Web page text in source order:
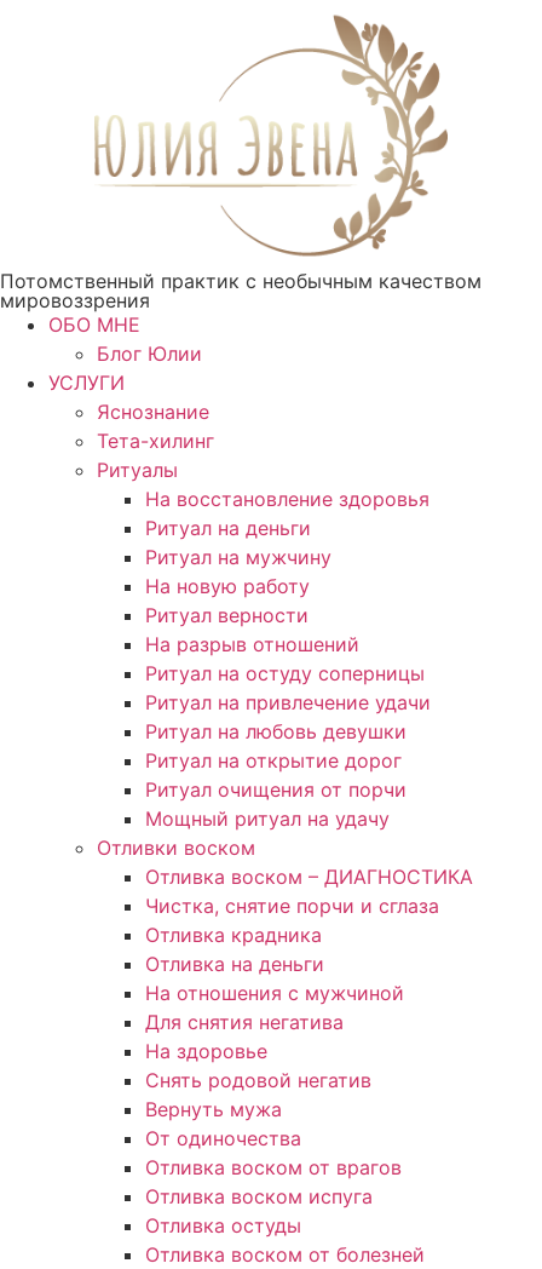
Потомственный практик с необычным качеством
мировоззрения
ОБО МНЕ
Блог Юлии
УСЛУГИ
Яснознание
Тета-хилинг
Ритуалы
На восстановление здоровья
Ритуал на деньги
Ритуал на мужчину
На новую работу
Ритуал верности
На разрыв отношений
Ритуал на остуду соперницы
Ритуал на привлечение удачи
Ритуал на любовь девушки
Ритуал на открытие дорог
Ритуал очищения от порчи
Мощный ритуал на удачу
Отливки воском
Отливка воском – ДИАГНОСТИКА
Чистка, снятие порчи и сглаза
Отливка крадника
Отливка на деньги
На отношения с мужчиной
Для снятия негатива
На здоровье
Снять родовой негатив
Вернуть мужа
От одиночества
Отливка воском от врагов
Отливка воском испуга
Отливка остуды
Отливка воском от болезней